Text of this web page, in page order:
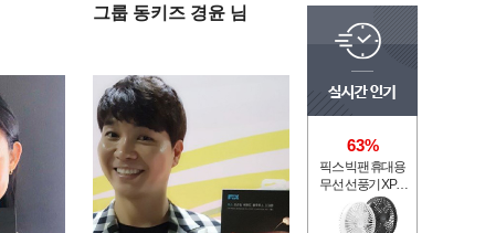
그룹 동키즈 경윤 님
63%
픽스 빅팬 휴대용
무선 선풍기 XPF-
702